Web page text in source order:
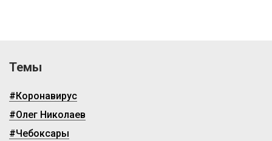
Темы
#Коронавирус
#Олег Николаев
#Чебоксары